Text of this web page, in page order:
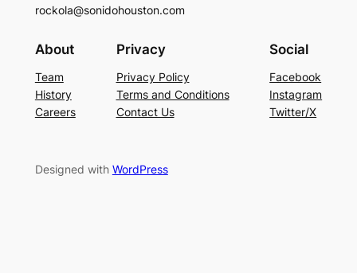
rockola@sonidohouston.com
About
Team
History
Careers
Privacy
Privacy Policy
Terms and Conditions
Contact Us
Social
Facebook
Instagram
Twitter/X
Designed with WordPress